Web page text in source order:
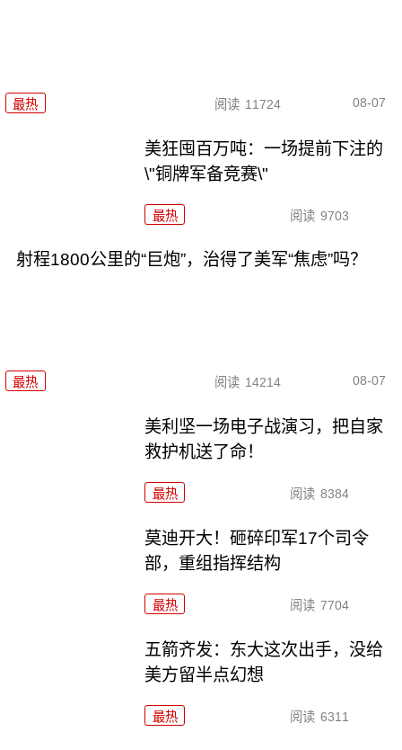
最热 阅读 11724 08-07
美狂囤百万吨：一场提前下注的
\"铜牌军备竞赛\"
最热 阅读 9703
射程1800公里的“巨炮”，治得了美军“焦虑”吗？
最热 阅读 14214 08-07
美利坚一场电子战演习，把自家
救护机送了命！
最热 阅读 8384
莫迪开大！砸碎印军17个司令
部，重组指挥结构
最热 阅读 7704
五箭齐发：东大这次出手，没给
美方留半点幻想
最热 阅读 6311